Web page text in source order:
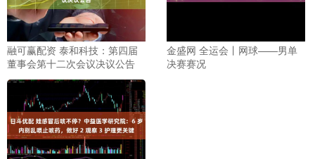
融可赢配资 泰和科技：第四届
董事会第十二次会议决议公告
金盛网 全运会丨网球——男单
决赛赛况